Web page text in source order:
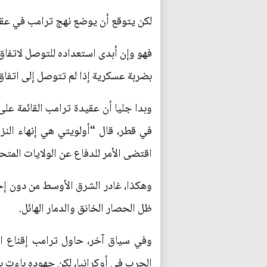
لكن يتوقع أن يوضع نهج ترامب في
فهو وإن أبدى استعداده للتوصل
بضربة عسكرية إذا لم تتوصل إلى
وبدا جليا أن عقيدة ترامب القائمة
في قطر، قال “أولويتي هي إنهاء
اقتضى الأمر للدفاع عن الولايات
وهكذا، غادر الشرق الأوسط من دون
ظل الحصار الخانق والدمار الهائل.
وفي سياق آخر، حاول ترامب إقناع